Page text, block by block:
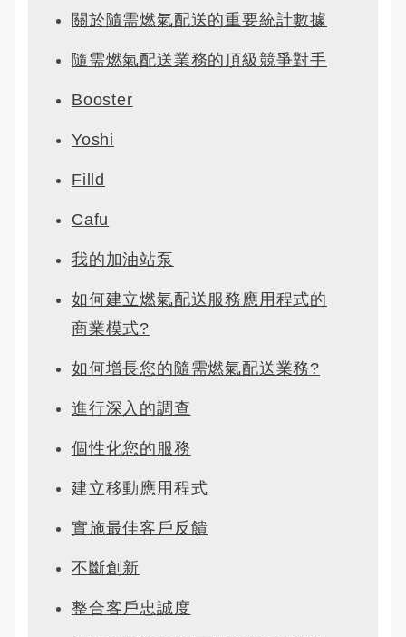
關於隨需燃氣配送的重要統計數據
隨需燃氣配送業務的頂級競爭對手
Booster
Yoshi
Filld
Cafu
我的加油站泵
如何建立燃氣配送服務應用程式的
商業模式?
如何增長您的隨需燃氣配送業務?
進行深入的調查
個性化您的服務
建立移動應用程式
實施最佳客戶反饋
不斷創新
整合客戶忠誠度